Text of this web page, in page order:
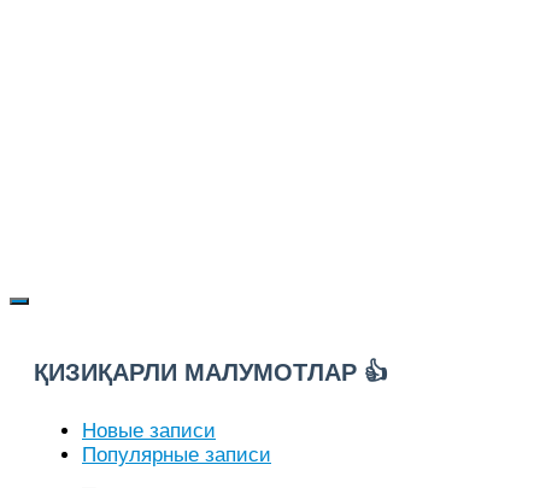
ҚИЗИҚАРЛИ МАЛУМОТЛАР 👍
Новые записи
Популярные записи